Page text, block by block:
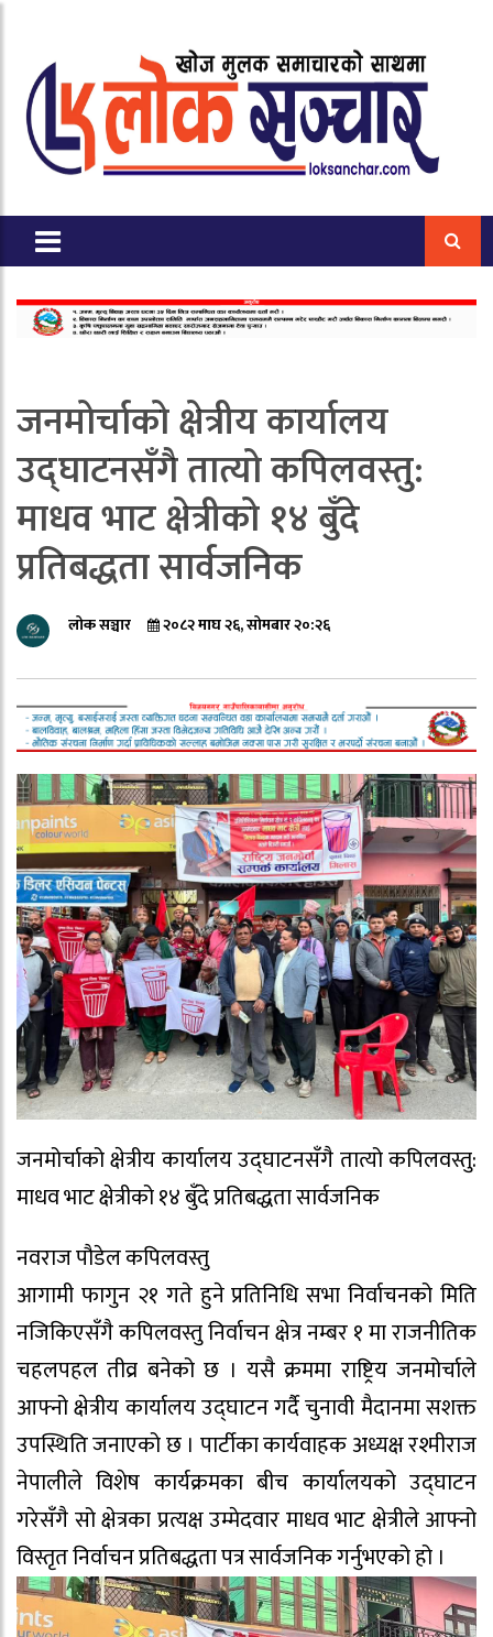
जनमोर्चाको क्षेत्रीय कार्यालय
उद्घाटनसँगै तात्यो कपिलवस्तु:
माधव भाट क्षेत्रीको १४ बुँदे
प्रतिबद्धता सार्वजनिक
लोक सञ्चार २०८२ माघ २६, सोमबार २०:२६
जनमोर्चाको क्षेत्रीय कार्यालय उद्घाटनसँगै तात्यो कपिलवस्तु:
माधव भाट क्षेत्रीको १४ बुँदे प्रतिबद्धता सार्वजनिक
नवराज पौडेल कपिलवस्तु
​आगामी फागुन २१ गते हुने प्रतिनिधि सभा निर्वाचनको मिति
नजिकिएसँगै कपिलवस्तु निर्वाचन क्षेत्र नम्बर १ मा राजनीतिक
चहलपहल तीव्र बनेको छ । यसै क्रममा राष्ट्रिय जनमोर्चाले
आफ्नो क्षेत्रीय कार्यालय उद्घाटन गर्दै चुनावी मैदानमा सशक्त
उपस्थिति जनाएको छ । पार्टीका कार्यवाहक अध्यक्ष रश्मीराज
नेपालीले विशेष कार्यक्रमका बीच कार्यालयको उद्घाटन
गरेसँगै सो क्षेत्रका प्रत्यक्ष उम्मेदवार माधव भाट क्षेत्रीले आफ्नो
विस्तृत निर्वाचन प्रतिबद्धता पत्र सार्वजनिक गर्नुभएको हो ।